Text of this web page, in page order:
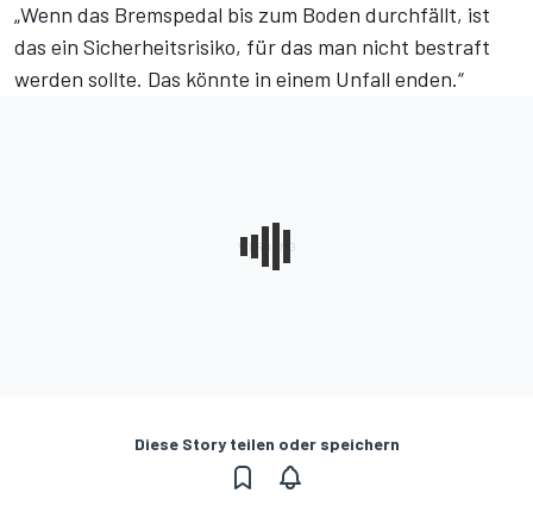
„Wenn das Bremspedal bis zum Boden durchfällt, ist
das ein Sicherheitsrisiko, für das man nicht bestraft
werden sollte. Das könnte in einem Unfall enden.“
Diese Story teilen oder speichern